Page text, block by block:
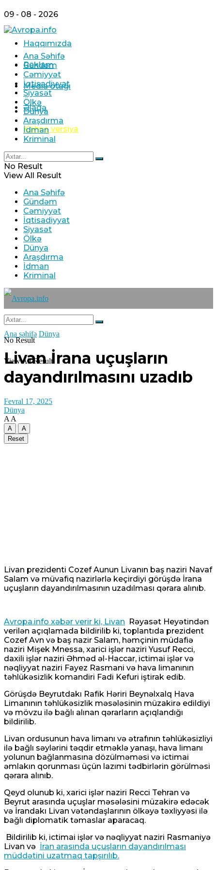
09 - 08 - 2026
Haqqımızda
Reklam
Media otağı
Əlaqə
Köhnə versiya
Ana Səhifə
Gündəm
Cəmiyyət
İqtisadiyyat
Siyasət
Ölkə
Dünya
Araşdırma
İdman
Kriminal
No Result
View All Result
Ana Səhifə
Gündəm
Cəmiyyət
İqtisadiyyat
Siyasət
Ölkə
Dünya
Araşdırma
İdman
Kriminal
No Result
View All Result
Ana səhifə Dünya
Livan İrana uçuşların
dayandırılmasını uzadıb
Fevral 17, 2025
Dünya
A A
A
A
Reset
Livan prezidenti Cozef Aunun Livanın baş naziri Navaf
Salam və müvafiq nazirlərlə keçirdiyi görüşdə İrana
uçuşların dayandırılmasının uzadılması qərara alınıb.
Avropa.info xəbər verir ki, Livan Rəyasət Heyətindən
verilən açıqlamada bildirilib ki, toplantıda prezident
Cozef Avn və baş nazir Salam, həmçinin müdafiə
naziri Mişek Mnessa, xarici işlər naziri Yusuf Recci,
daxili işlər naziri Əhməd əl-Haccar, ictimai işlər və
nəqliyyat naziri Fayez Rasmani və hava limanının
təhlükəsizlik komandiri Fadi Kefuri iştirak edib.
Görüşdə Beyrutdakı Rafik Həriri Beynəlxalq Hava
Limanının təhlükəsizlik məsələsinin müzakirə edildiyi
və mövzu ilə bağlı alınan qərarların açıqlandığı
bildirilib.
Livan ordusunun hava limanı və ətrafının təhlükəsizliyi
ilə bağlı səylərini təqdir etməklə yanaşı, hava limanı
yolunun bağlanmasına dözülməməsi və ictimai
əmlakın qorunması üçün lazımi tədbirlərin görülməsi
qərara alınıb.
Qeyd olunub ki, xarici işlər naziri Recci Tehran və
Beyrut arasında uçuşlar məsələsini müzakirə edəcək
və İrandakı Livan vətəndaşlarının ölkəyə təxliyyəsi ilə
bağlı diplomatik təmaslar aparacaq.
Bildirilib ki, ictimai işlər və nəqliyyat naziri Rasmaniyə
Livan və İran arasında uçuşların dayandırılması
müddətini uzatmaq tapşırılıb.